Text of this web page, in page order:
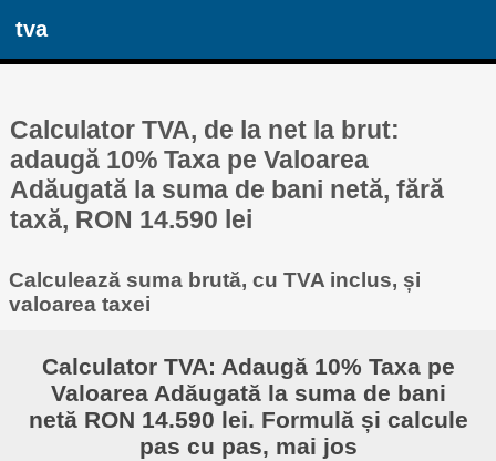
tva
Calculator TVA, de la net la brut:
adaugă 10% Taxa pe Valoarea
Adăugată la suma de bani netă, fără
taxă, RON 14.590 lei
Calculează suma brută, cu TVA inclus, și
valoarea taxei
Calculator TVA: Adaugă 10% Taxa pe
Valoarea Adăugată la suma de bani
netă RON 14.590 lei. Formulă și calcule
pas cu pas, mai jos